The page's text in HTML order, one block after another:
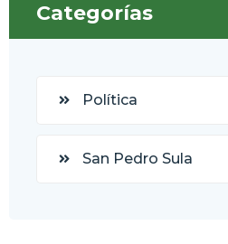
Categorías
Política
San Pedro Sula